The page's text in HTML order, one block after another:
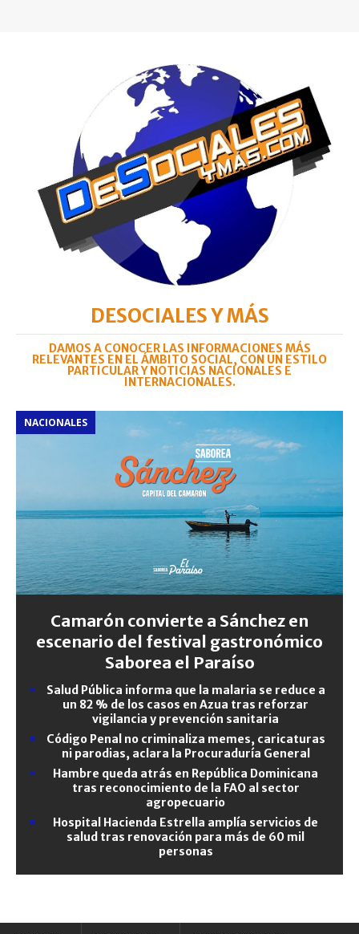
DESOCIALES Y MÁS
DAMOS A CONOCER LAS INFORMACIONES MÁS
RELEVANTES EN EL ÁMBITO SOCIAL, CON UN ESTILO
PARTICULAR Y NOTICIAS NACIONALES E
INTERNACIONALES.
NACIONALES
Camarón convierte a Sánchez en
escenario del festival gastronómico
Saborea el Paraíso
Salud Pública informa que la malaria se reduce a
un 82 % de los casos en Azua tras reforzar
vigilancia y prevención sanitaria
Código Penal no criminaliza memes, caricaturas
ni parodias, aclara la Procuraduría General
Hambre queda atrás en República Dominicana
tras reconocimiento de la FAO al sector
agropecuario
Hospital Hacienda Estrella amplía servicios de
salud tras renovación para más de 60 mil
personas